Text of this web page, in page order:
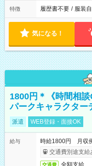
特徴 履歴書不要 / 服装
気になる！
1800円＊《時間相
パークキャラクター
派遣 WEB登録・面接OK
給与
時給1800円 月収
交通費別途支給
交通費 全額支給